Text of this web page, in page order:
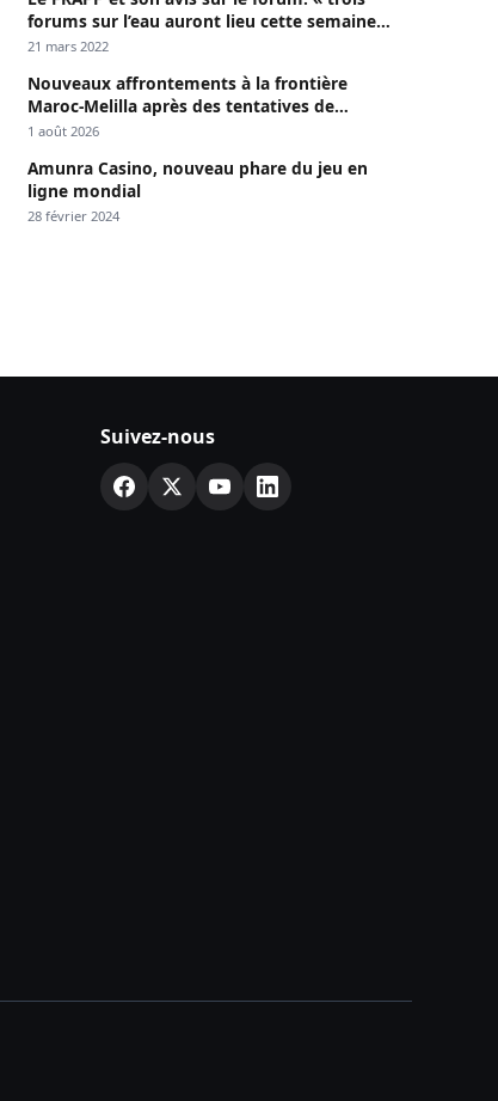
forums sur l’eau auront lieu cette semaine à
Dakar »
21 mars 2022
Nouveaux affrontements à la frontière
Maroc-Melilla après des tentatives de
passage
1 août 2026
Amunra Casino, nouveau phare du jeu en
ligne mondial
28 février 2024
Suivez-nous